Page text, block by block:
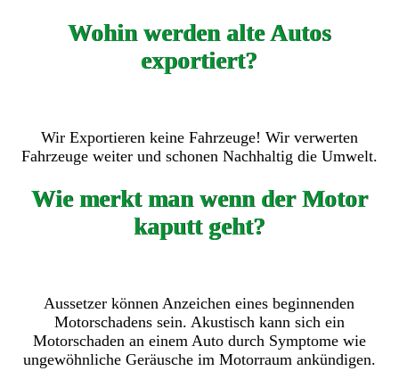
Wohin werden alte Autos
exportiert?
Wir Exportieren keine Fahrzeuge! Wir verwerten
Fahrzeuge weiter und schonen Nachhaltig die Umwelt.
Wie merkt man wenn der Motor
kaputt geht?
Aussetzer können Anzeichen eines beginnenden
Motorschadens sein. Akustisch kann sich ein
Motorschaden an einem Auto durch Symptome wie
ungewöhnliche Geräusche im Motorraum ankündigen.